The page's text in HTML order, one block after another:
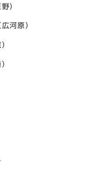
）
河原）